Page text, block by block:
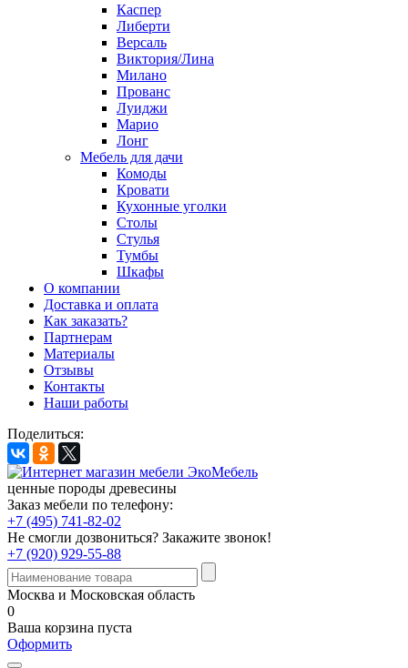
Каспер
Либерти
Версаль
Виктория/Лина
Милано
Прованс
Луиджи
Марио
Лонг
Мебель для дачи
Комоды
Кровати
Кухонные уголки
Столы
Стулья
Тумбы
Шкафы
О компании
Доставка и оплата
Как заказать?
Партнерам
Материалы
Отзывы
Контакты
Наши работы
Поделиться:
ценные породы древесины
Заказ мебели по телефону:
+7 (495) 741-82-02
Не смогли дозвониться? Закажите звонок!
+7 (920) 929-55-88
Москва и Московская область
0
Ваша корзина пуста
Оформить